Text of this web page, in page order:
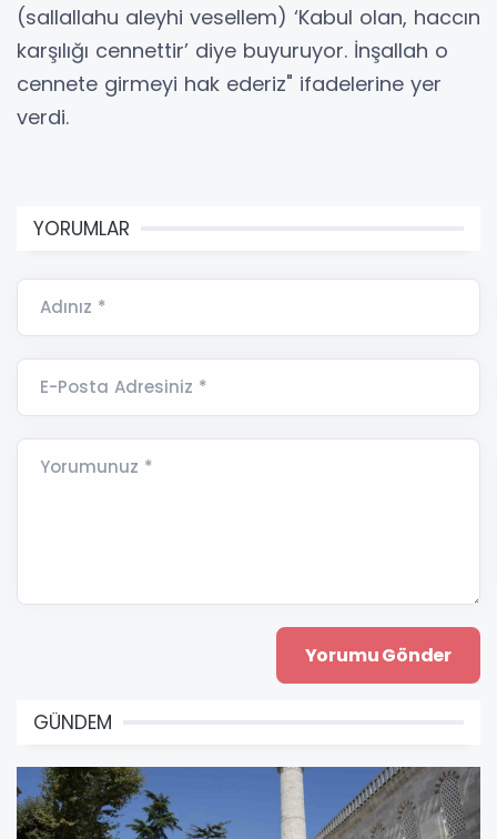
(sallallahu aleyhi vesellem) ‘Kabul olan, haccın
karşılığı cennettir’ diye buyuruyor. İnşallah o
cennete girmeyi hak ederiz" ifadelerine yer
verdi.
YORUMLAR
Adınız *
E-Posta Adresiniz *
Yorumunuz *
GÜNDEM